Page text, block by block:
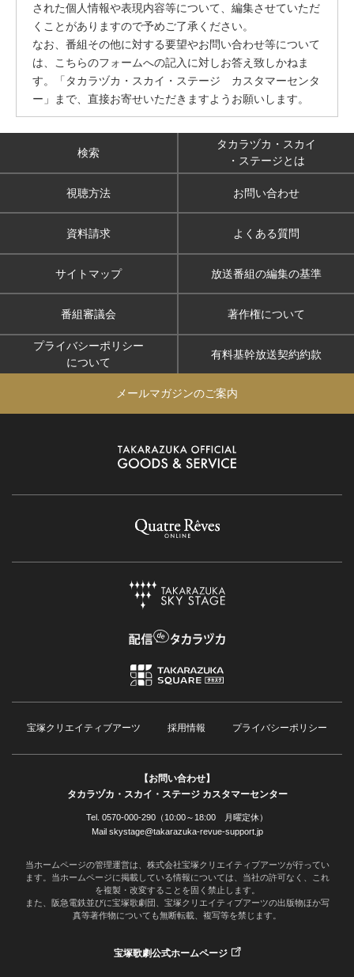
された個人情報や表現内容等について、編集させていただ
くことがありますので予めご了承ください。
なお、番組その他に対する要望やお問い合わせ等について
は、こちらのフォームへの記入に対しお答え致しかねま
す。「タカラヅカ・スカイ・ステージ カスタマーセンタ
ー」まで、直接お寄せいただきますようお願いします。
検索
タカラヅカ・スカイ
・ステージとは
視聴方法 お問い合わせ
資料請求 よくある質問
サイトマップ 放送番組の編集の基準
番組審議会 著作権について
プライバシーポリシー
について
有料基幹放送契約約款
メールマガジンのご案内
宝塚クリエイティブアーツ 採用情報 プライバシーポリシー
【お問い合わせ】
タカラヅカ・スカイ・ステージ カスタマーセンター
Tel. 0570-000-290（10:00～18:00 月曜定休）
Mail skystage@takarazuka-revue-support.jp
当ホームページの管理運営は、株式会社宝塚クリエイティブアーツが行ってい
ます。当ホームページに掲載している情報については、当社の許可なく、これ
を複製・改変することを固く禁止します。
また、阪急電鉄並びに宝塚歌劇団、宝塚クリエイティブアーツの出版物ほか写
真等著作物についても無断転載、複写等を禁じます。
宝塚歌劇公式ホームページ